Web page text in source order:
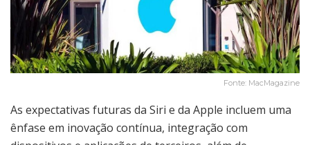
Fonte: MacMagazine
As expectativas futuras da Siri e da Apple incluem uma
ênfase em inovação contínua, integração com